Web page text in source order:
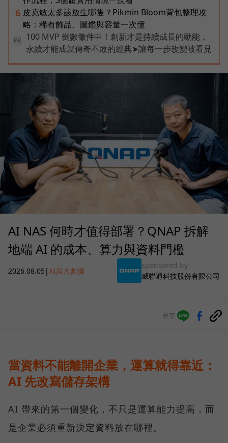
6 皮克敏太多該放生哪隻？Pikmin Bloom背包整理攻
略：稀有飾品、圖鑑與容量一次懂
PR
100 MVP 倒數徵件中！創新才是持續成長的動能，
永續才能成就傳奇不敗的經典➤讓每一步改變被看見
AI NAS 何時才值得部署？QNAP 拆解
地端 AI 的成本、算力與資料門檻
2026.08.05 |AI與大數據
sponsored by
威聯通科技股份有限公司
分享
當資料不能離開企業，運算就得靠近：
AI 先改寫儲存架構
AI 帶來的第一個變化，不只是運算能力提高，而
是企業必須重新決定資料放在哪裡。